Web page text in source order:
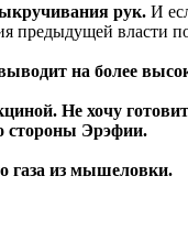
рук. И
предыдущей власти
на более
Не хочу
стороны Эрэфии.
газа из мышеловки.